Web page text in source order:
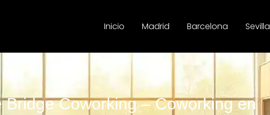
Inicio Madrid Barcelona Sevilla
Bridge Coworking – Coworking en